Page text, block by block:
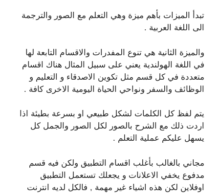
تبدأ الميزات بأهم ميزة وهي التعلم مع الصور والترجمة
الى اللغة العربية .
والميزة الثانية هي تنوع المفدرات والاقسام التابعة لها
في اللغة الهولندية يعني على سبيل المثال هناك اقسام
متعددة في كل قسم مثل تكوين الاصدقاء و التعليم و
الوظائف والسفر ونواحي الحياة اليومية الاخرى كافة .
يتم لفظ كل الكلمات لشكل طبيعي او بسرعة بطيئة اذا
اردت ذلك مع الشرح بالصور لكل الصور والجمل كل
يسهل عليكم عملية التعلم .
مجاني بالغالب بأغلب اقسام التطبيق ولكن فيه قسم
مدفوع يخفي الاعلانات و يجعلك تستعمل التطبيق
اوفلاين لكن هذه اشياء غير مهمة , فالكل لديه انترنت